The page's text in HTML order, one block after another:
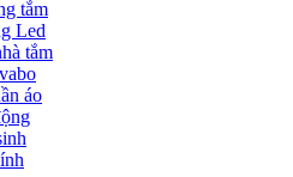
tắm
Led
tắm
áo